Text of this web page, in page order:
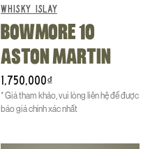
WHISKY ISLAY
BOWMORE 10
ASTON MARTIN
1,750,000₫
* Giá tham khảo, vui lòng liên hệ để được
báo giá chính xác nhất